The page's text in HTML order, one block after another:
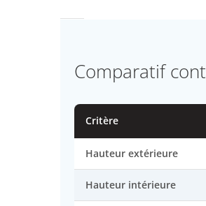
Comparatif
Critère
Hauteur extérieure
Hauteur intérieure